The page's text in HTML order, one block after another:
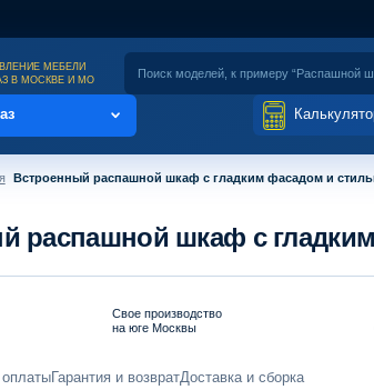
МЕБЕЛИ
В МОСКВЕ И МО
Встроенный распашной шкаф с гладким фасадом и
распашной шкаф с
Свое производство
на юге Москвы
Способы оплатыГарантия и возвратДоставка и сборка